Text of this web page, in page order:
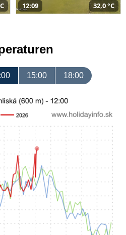
12:09 32,0 °C
15:00 18:00